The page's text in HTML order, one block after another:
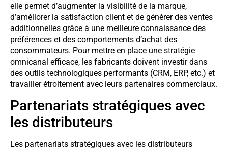
elle permet d’augmenter la visibilité de la marque,
d’améliorer la satisfaction client et de générer des ventes
additionnelles grâce à une meilleure connaissance des
préférences et des comportements d’achat des
consommateurs. Pour mettre en place une stratégie
omnicanal efficace, les fabricants doivent investir dans
des outils technologiques performants (CRM, ERP, etc.) et
travailler étroitement avec leurs partenaires commerciaux.
Partenariats stratégiques avec
les distributeurs
Les partenariats stratégiques avec les distributeurs